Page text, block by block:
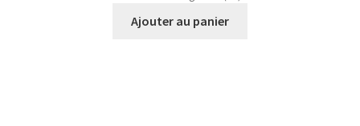
Ajouter au panier